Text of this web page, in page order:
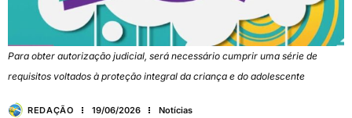
Para obter autorização judicial, será necessário cumprir uma série de
requisitos voltados à proteção integral da criança e do adolescente
REDAÇÃO 19/06/2026 Notícias